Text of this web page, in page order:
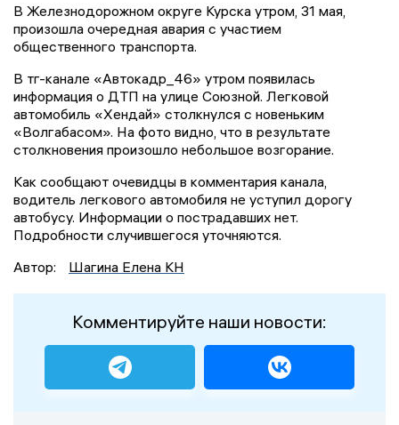
В Железнодорожном округе Курска утром, 31 мая,
произошла очередная авария с участием
общественного транспорта.
В тг-канале «Автокадр_46» утром появилась
информация о ДТП на улице Союзной. Легковой
автомобиль «Хендай» столкнулся с новеньким
«Волгабасом». На фото видно, что в результате
столкновения произошло небольшое возгорание.
Как сообщают очевидцы в комментария канала,
водитель легкового автомобиля не уступил дорогу
автобусу. Информации о пострадавших нет.
Подробности случившегося уточняются.
Автор:
Шагина Елена КН
Комментируйте наши новости: